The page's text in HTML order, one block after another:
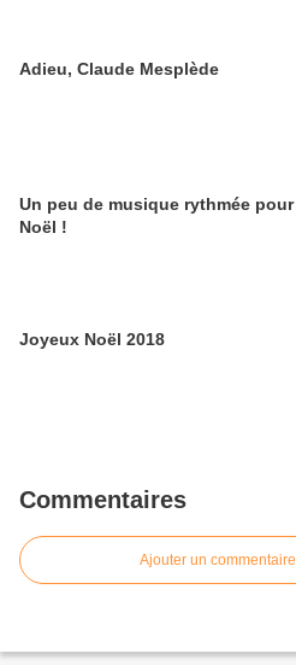
Adieu, Claude Mesplède
Un peu de musique rythmée pour
Noël !
Joyeux Noël 2018
Commentaires
Ajouter un commentaire